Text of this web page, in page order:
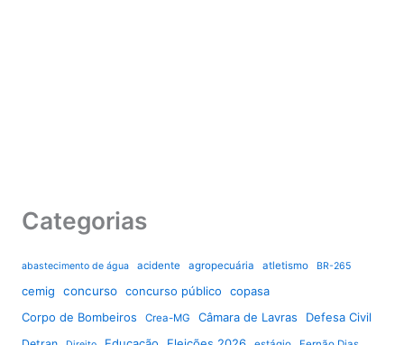
Categorias
abastecimento de água acidente agropecuária atletismo BR-265
cemig concurso concurso público
copasa
Corpo de Bombeiros
Crea-MG Câmara de Lavras Defesa Civil